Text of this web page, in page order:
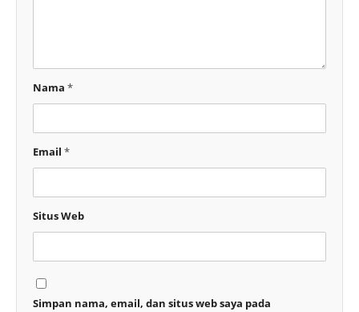
Nama *
Email *
Situs Web
Simpan nama, email, dan situs web saya pada